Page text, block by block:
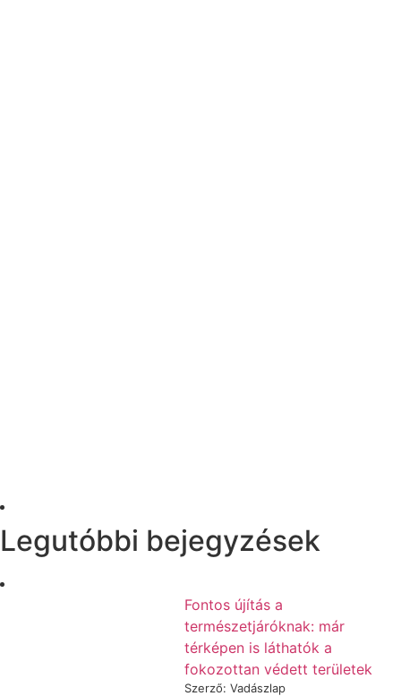
Legutóbbi bejegyzések
Fontos újítás a
természetjáróknak: már
térképen is láthatók a
fokozottan védett területek
Szerző: Vadászlap